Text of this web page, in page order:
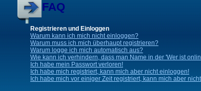
FAQ
Registrieren und Einloggen
Warum kann ich mich nicht einloggen?
Warum muss ich mich überhaupt registrieren?
Warum logge ich mich automatisch aus?
Wie kann ich verhindern, dass man Name in der 'Wer ist
Ich habe mein Passwort verloren!
Ich habe mich registriert, kann mich aber nicht einloggen!
Ich habe mich vor einiger Zeit registriert, kann mich aber